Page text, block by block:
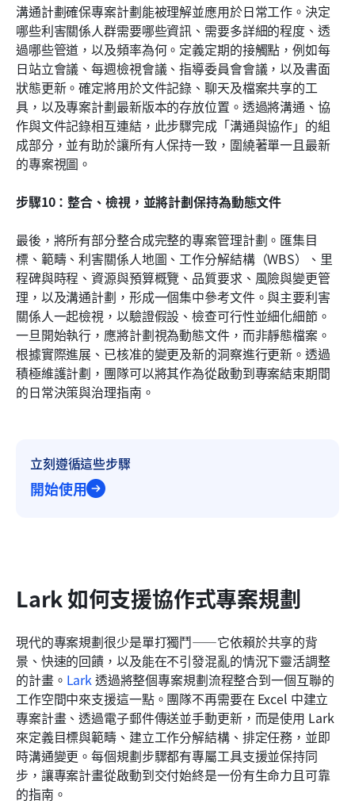
溝通計劃確保專案計劃能被理解並應用於日常工作。決定
哪些利害關係人群需要哪些資訊、需要多詳細的程度、透
過哪些管道，以及頻率為何。定義定期的接觸點，例如每
日站立會議、每週檢視會議、指導委員會會議，以及書面
狀態更新。確定將用於文件記錄、聊天及檔案共享的工
具，以及專案計劃最新版本的存放位置。透過將溝通、協
作與文件記錄相互連結，此步驟完成「溝通與協作」的組
成部分，並有助於讓所有人保持一致，圍繞著單一且最新
的專案視圖。
步驟10：整合、檢視，並將計劃保持為動態文件
最後，將所有部分整合成完整的專案管理計劃。匯集目
標、範疇、利害關係人地圖、工作分解結構（WBS）、里
程碑與時程、資源與預算概覽、品質要求、風險與變更管
理，以及溝通計劃，形成一個集中參考文件。與主要利害
關係人一起檢視，以驗證假設、檢查可行性並細化細節。
一旦開始執行，應將計劃視為動態文件，而非靜態檔案。
根據實際進展、已核准的變更及新的洞察進行更新。透過
積極維護計劃，團隊可以將其作為從啟動到專案結束期間
的日常決策與治理指南。
立刻遵循這些步驟
開始使用
Lark 如何支援協作式專案規劃
現代的專案規劃很少是單打獨鬥——它依賴於共享的背
景、快速的回饋，以及能在不引發混亂的情況下靈活調整
的計畫。 Lark 透過將整個專案規劃流程整合到一個互聯的
工作空間中來支援這一點。團隊不再需要在 Excel 中建立
專案計畫、透過電子郵件傳送並手動更新，而是使用 Lark
來定義目標與範疇、建立工作分解結構、排定任務，並即
時溝通變更。每個規劃步驟都有專屬工具支援並保持同
步，讓專案計畫從啟動到交付始終是一份有生命力且可靠
的指南。